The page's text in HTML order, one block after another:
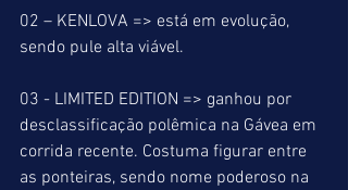
02 – KENLOVA => está em evolução,
sendo pule alta viável.
03 - LIMITED EDITION => ganhou por
desclassificação polêmica na Gávea em
corrida recente. Costuma figurar entre
as ponteiras, sendo nome poderoso na